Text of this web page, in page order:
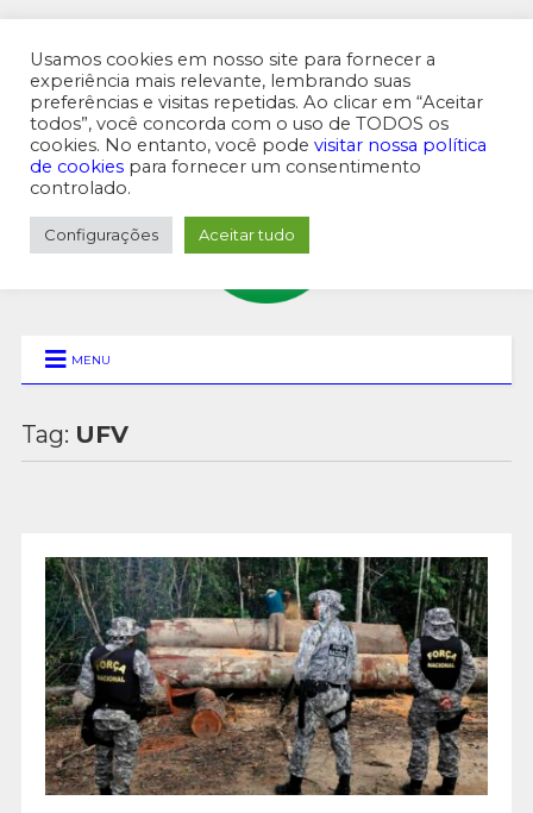
MENU SUPERIOR
MENU
Tag: UFV
Usamos cookies em nosso site para fornecer a
experiência mais relevante, lembrando suas
preferências e visitas repetidas. Ao clicar em “Aceitar
todos”, você concorda com o uso de TODOS os
cookies. No entanto, você pode visitar nossa política
de cookies para fornecer um consentimento
controlado.
Configurações Aceitar tudo